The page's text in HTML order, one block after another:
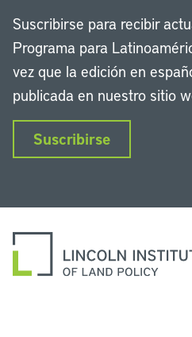
Suscribirse para recibir
Programa para
vez que la edición en
publicada en nuestro sitio
Suscribirse